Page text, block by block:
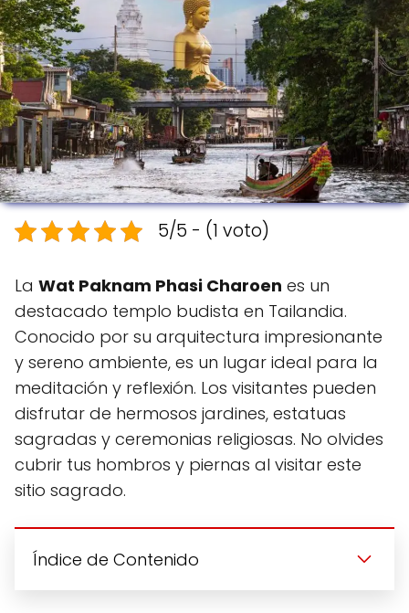
5/5 - (1 voto)
La Wat Paknam Phasi Charoen es un
destacado templo budista en Tailandia.
Conocido por su arquitectura impresionante
y sereno ambiente, es un lugar ideal para la
meditación y reflexión. Los visitantes pueden
disfrutar de hermosos jardines, estatuas
sagradas y ceremonias religiosas. No olvides
cubrir tus hombros y piernas al visitar este
sitio sagrado.
Índice de Contenido